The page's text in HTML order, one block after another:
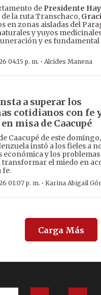
de Presidente
la ruta Transchaco,
en zonas aisladas del
y yuyos
y es fundamental
04:15 p. m. · Alcides Manena
a superar los
cotidianos con fe
misa de Caacupé
Caacupé de este
instó a los fieles a
económica y los
transformar el miedo en
fe.
01:07 p. m. · Karina Abigail
Carga Más